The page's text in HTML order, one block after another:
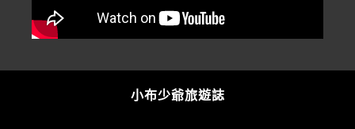
小布少爺旅遊誌